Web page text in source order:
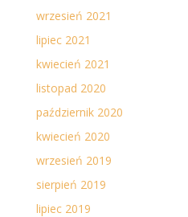
wrzesień 2021
lipiec 2021
kwiecień 2021
listopad 2020
październik 2020
kwiecień 2020
wrzesień 2019
sierpień 2019
lipiec 2019